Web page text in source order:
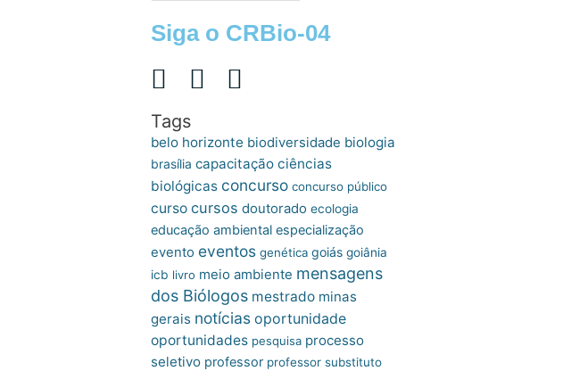
Siga o CRBio-04
Tags
belo horizonte biodiversidade biologia
brasília capacitação ciências
biológicas concurso concurso público
curso cursos doutorado ecologia
educação ambiental especialização
evento eventos genética goiás goiânia
icb livro meio ambiente mensagens
dos Biólogos mestrado minas
gerais notícias oportunidade
oportunidades pesquisa processo
seletivo professor professor substituto